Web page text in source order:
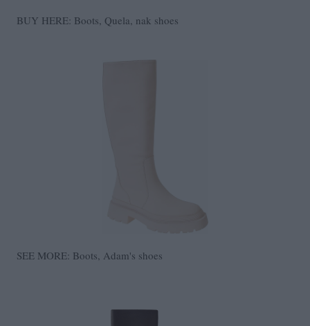
BUY HERE: Boots, Quela, nak shoes
SEE MORE: Boots, Adam's shoes